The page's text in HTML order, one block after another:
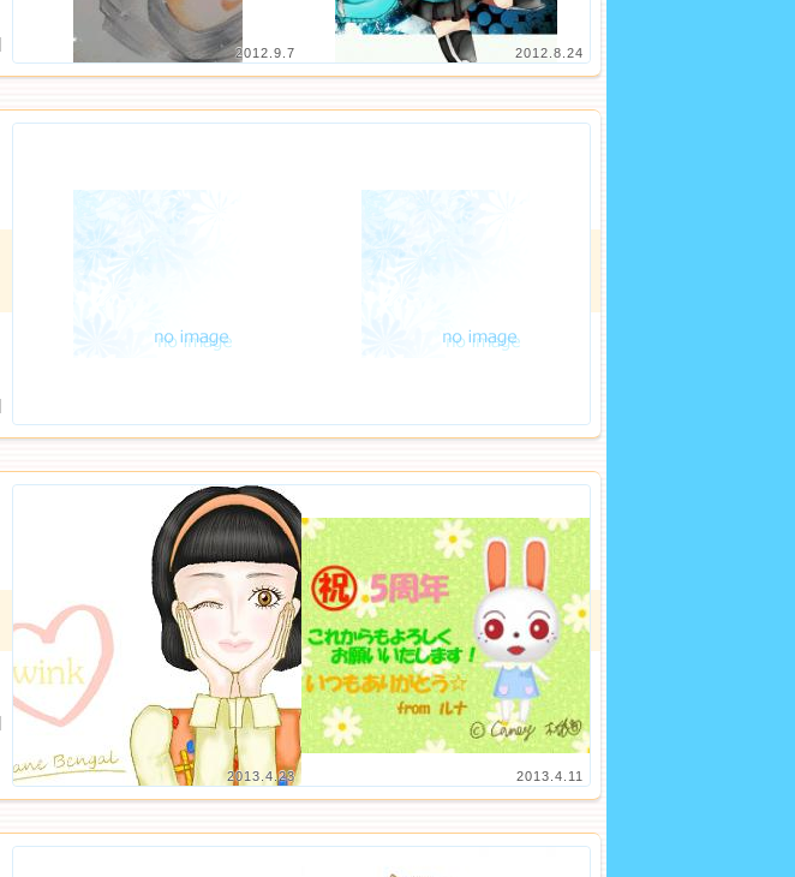
2012.9.7 2012.8.24
2013.4.23 2013.4.11